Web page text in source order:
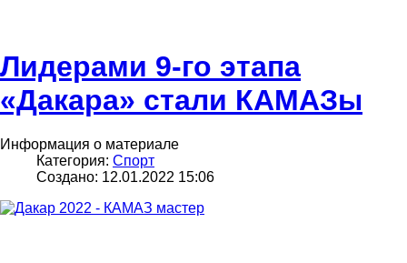
Лидерами 9-го этапа
«Дакара» стали КАМАЗы
Информация о материале
Категория: Спорт
Создано: 12.01.2022 15:06